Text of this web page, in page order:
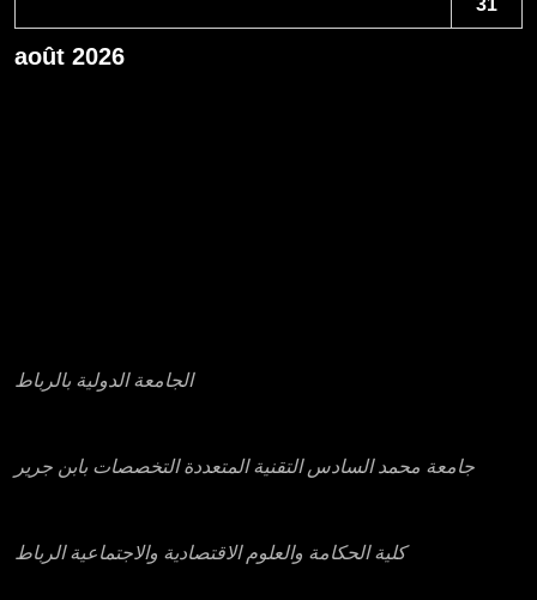
août 2026
الجامعة الدولية بالرباط
جامعة محمد السادس التقنية المتعددة التخصصات بابن جرير
كلية الحكامة والعلوم الاقتصادية والاجتماعية الرباط